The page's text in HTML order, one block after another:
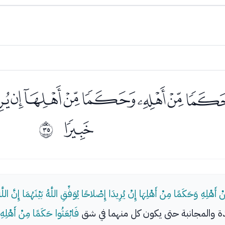
ﮔ ﰢ
وَحَكَمًا مِنْ أَهْلِهَا إِنْ يُرِيدَا إِصْلاحًا يُوَفِّقِ اللَّهُ بَيْنَهُمَا إِنَّ
والمجانبة حتى يكون كل منهما في شق فَابْعَثُوا حَكَمًا مِنْ